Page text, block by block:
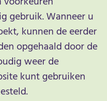
gebruik. Wanneer u
kunnen de eerder
opgehaald door de
weer de
kunt gebruiken